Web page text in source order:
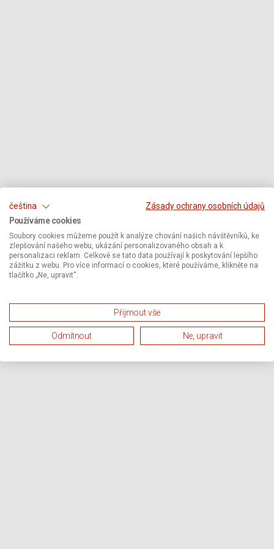
čeština
Zásady ochrany osobních údajů
Používáme cookies
Soubory cookies můžeme použít k analýze chování našich návštěvníků, ke
zlepšování našeho webu, ukázání personalizovaného obsah a k
personalizaci reklam. Celkově se tato data používají k poskytování lepšího
zážitku z webu. Pro více informací o cookies, které používáme, klikněte na
tlačítko „Ne, upravit“.
Přijmout vše
Odmítnout Ne, upravit